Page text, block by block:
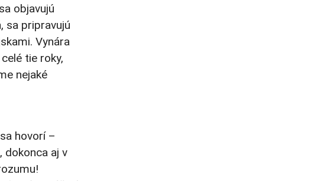
objavujú
sa pripravujú
Vynára
tie roky,
nejaké
hovorí –
dokonca aj v